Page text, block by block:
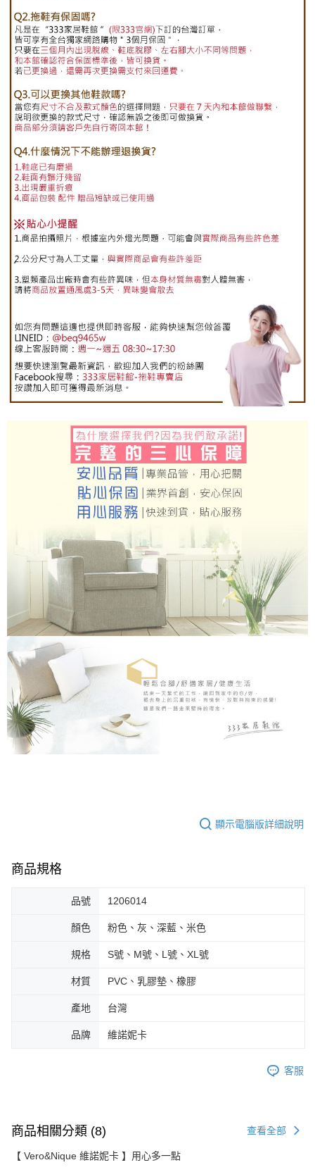
顯示電腦版詳細說明
商品規格
品號 1206014
顏色 粉色、灰、深藍、米色
規格 S號、M號、L號、XL號
材質 PVC、乳膠墊、橡膠
產地 台灣
品牌 維諾妮卡
客服
商品相關分類 (8) 查看全部
【 Vero&Nique 維諾妮卡 】用心多一點